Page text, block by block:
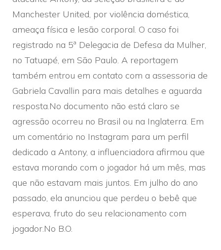
Manchester United, por violência doméstica,
ameaça física e lesão corporal. O caso foi
registrado na 5ª Delegacia de Defesa da Mulher,
no Tatuapé, em São Paulo. A reportagem
também entrou em contato com a assessoria de
Gabriela Cavallin para mais detalhes e aguarda
resposta.No documento não está claro se
agressão ocorreu no Brasil ou na Inglaterra. Em
um comentário no Instagram para um perfil
dedicado a Antony, a influenciadora afirmou que
estava morando com o jogador há um mês, mas
que não estavam mais juntos. Em julho do ano
passado, ela anunciou que perdeu o bebê que
esperava, fruto do seu relacionamento com
jogador.No B.O.